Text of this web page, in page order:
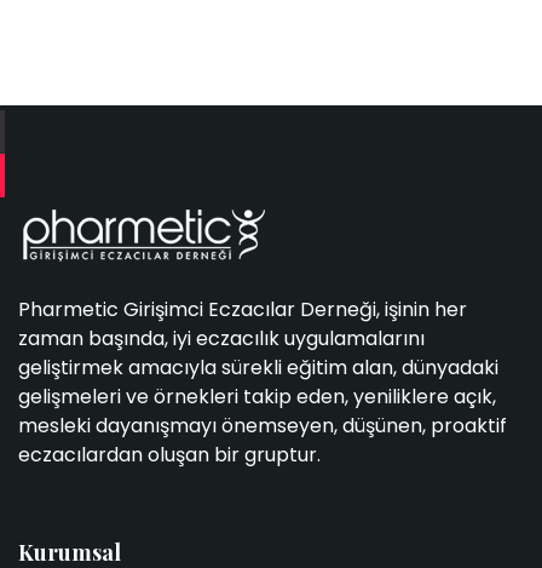
Pharmetic Girişimci Eczacılar Derneği, işinin her
zaman başında, iyi eczacılık uygulamalarını
geliştirmek amacıyla sürekli eğitim alan, dünyadaki
gelişmeleri ve örnekleri takip eden, yeniliklere açık,
mesleki dayanışmayı önemseyen, düşünen, proaktif
eczacılardan oluşan bir gruptur.
Kurumsal